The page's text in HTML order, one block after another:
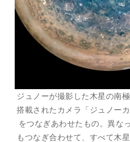
ジュノーが撮影した木星の南
搭載されたカメラ「ジュノー
をつなぎあわせたもの。異な
もつなぎ合わせて、すべて木